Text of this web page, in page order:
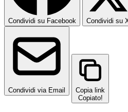
Condividi su Facebook Condividi su
Condividi via Email
Copia link
Copiato!